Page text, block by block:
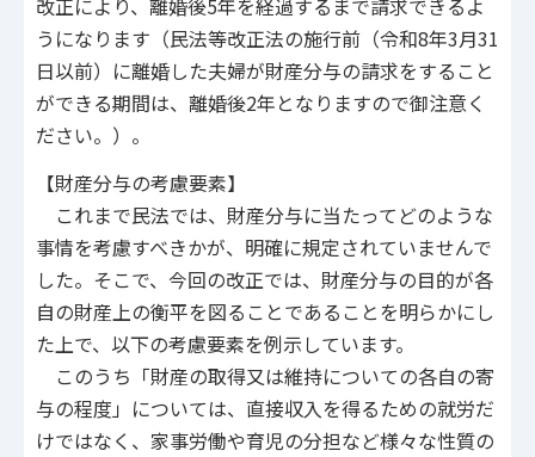
うになります（民法等改正法の施行前（令和8年3月31
日以前）に離婚した夫婦が財産分与の請求をすること
ができる期間は、離婚後2年となりますので御注意く
ださい。）。
【財産分与の考慮要素】
これまで民法では、財産分与に当たってどのような
事情を考慮すべきかが、明確に規定されていませんで
した。そこで、今回の改正では、財産分与の目的が各
自の財産上の衡平を図ることであることを明らかにし
た上で、以下の考慮要素を例示しています。
このうち「財産の取得又は維持についての各自の寄
与の程度」については、直接収入を得るための就労だ
けではなく、家事労働や育児の分担など様々な性質の